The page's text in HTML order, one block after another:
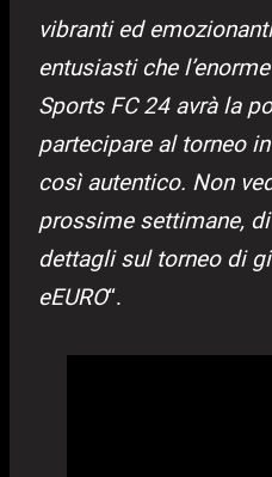
vibranti ed
entusiasti che
Sports FC 24 avrà la
partecipare al torneo
così autentico. Non
prossime settimane,
dettagli sul torneo di
eEURO“.